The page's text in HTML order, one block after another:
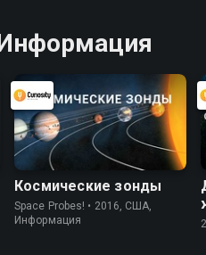
Космические зонды
Space Probes! • 2016, США,
Информация